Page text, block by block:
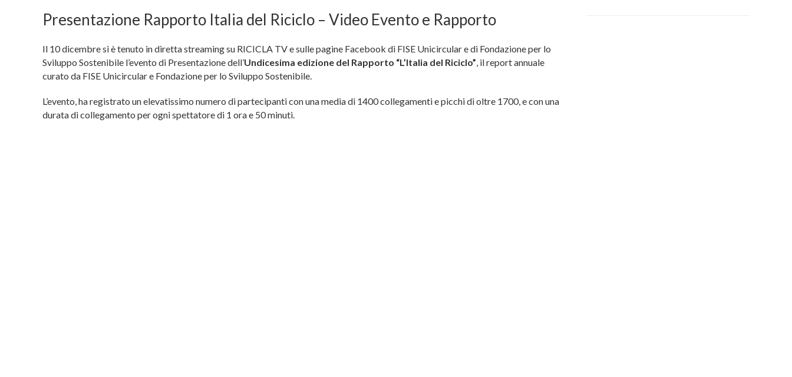
Presentazione Rapporto Italia del Riciclo – Video Evento e Rapporto
Il 10 dicembre si è tenuto in diretta streaming su RICICLA TV e sulle pagine Facebook di FISE Unicircular e di Fondazione per lo
Sviluppo Sostenibile l’evento di Presentazione dell’Undicesima edizione del Rapporto “L’Italia del Riciclo”, il report annuale
curato da FISE Unicircular e Fondazione per lo Sviluppo Sostenibile.
L’evento, ha registrato un elevatissimo numero di partecipanti con una media di 1400 collegamenti e picchi di oltre 1700, e con una
durata di collegamento per ogni spettatore di 1 ora e 50 minuti.